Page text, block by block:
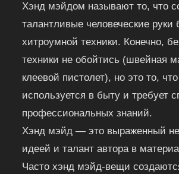
Хэнд мэйдом называют то, что
талантливые человеческие
хитроумной техники. Конечно,
техники не обойтись (швейная
клеевой пистолет), но это то, что
используется в быту и требует
профессиональных знаний.
Хэнд мэйд — это выраженный
идеей и талант автора в
Часто хэнд мэйд-вещи